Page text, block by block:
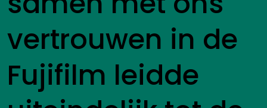
vertrouwen in de
Fujifilm leidde